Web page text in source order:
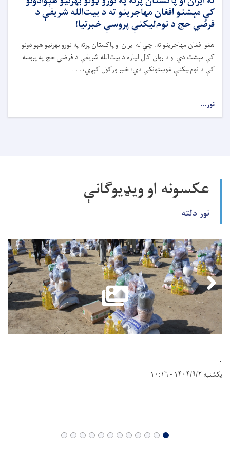
کې مېشتو افغان مهاجرینو ته د بیت‌الله شریفې د
فرضي حج د نوم‌لیکنې پروسې خبرتیا!
هغو افغان مهاجرینو ته، چې له ایران او پاکستان پرته په نورو بهرنیو هېوادونو
کې مېشت دي او د روان کال لپاره د بیت‌الله شریفې د فرضي حج په پروسه
کې د نوم‌لیکنې غوښتونکي دي؛ خبر ورکول کېږي، . . .
نور...
عکسونه او ویډیوګانې
نور دلته
.
یکشنبه ۱۴۰۴/۹/۲ - ۱۰:۱۶